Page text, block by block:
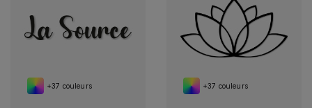
+37 couleurs +37 couleurs